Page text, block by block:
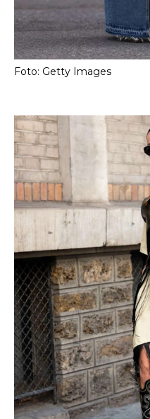
Foto: Getty Images